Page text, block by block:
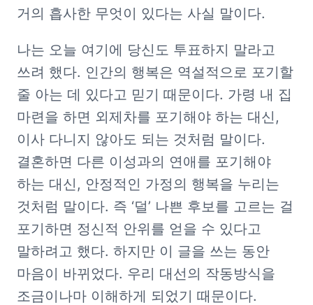
거의 흡사한 무엇이 있다는 사실 말이다.
나는 오늘 여기에 당신도 투표하지 말라고
쓰려 했다. 인간의 행복은 역설적으로 포기할
줄 아는 데 있다고 믿기 때문이다. 가령 내 집
마련을 하면 외제차를 포기해야 하는 대신,
이사 다니지 않아도 되는 것처럼 말이다.
결혼하면 다른 이성과의 연애를 포기해야
하는 대신, 안정적인 가정의 행복을 누리는
것처럼 말이다. 즉 ‘덜’ 나쁜 후보를 고르는 걸
포기하면 정신적 안위를 얻을 수 있다고
말하려고 했다. 하지만 이 글을 쓰는 동안
마음이 바뀌었다. 우리 대선의 작동방식을
조금이나마 이해하게 되었기 때문이다.